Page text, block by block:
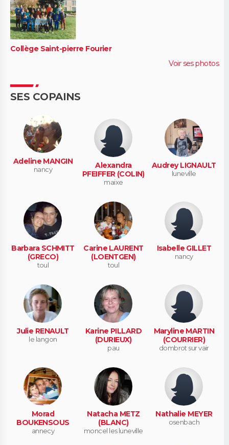
Collège Saint-pierre Fourier
Voir ses photos
SES COPAINS
Adeline MANGIN
nancy
Alexandra
PFEIFFER (COLIN)
maixe
Audrey LIGNAULT
luneville
Barbara SCHMITT
(GRECO)
toul
Carine LAURENT
(LOENTGEN)
toul
Isabelle GILLET
nancy
Julie RENAULT
le langon
Karine PILLARD
(DURIEUX)
pau
Maryline MARTIN
(COURRIER)
dombrot sur vair
Morad
BOUKENSOUS
annecy
Natacha METZ
(BLANC)
moncel les luneville
Nathalie MEYER
osenbach